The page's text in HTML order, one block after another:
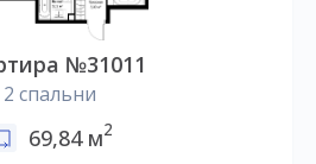
№31011
2 спальни
69,84 м2